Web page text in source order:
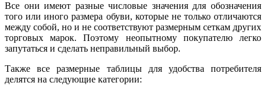
Все они имеют разные числовые значения для обозначения
того или иного размера обуви, которые не только отличаются
между собой, но и не соответствуют размерным сеткам других
торговых марок. Поэтому неопытному покупателю легко
запутаться и сделать неправильный выбор.
Также все размерные таблицы для удобства потребителя
делятся на следующие категории: